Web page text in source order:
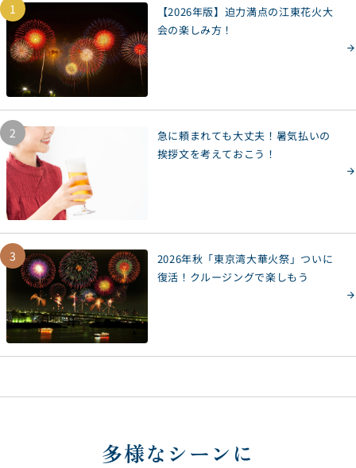
1
【2026年版】迫力満点の江東花火大
会の楽しみ方！
2
急に頼まれても大丈夫！暑気払いの
挨拶文を考えておこう！
3
2026年秋「東京湾大華火祭」ついに
復活！クルージングで楽しもう
多様なシーンに